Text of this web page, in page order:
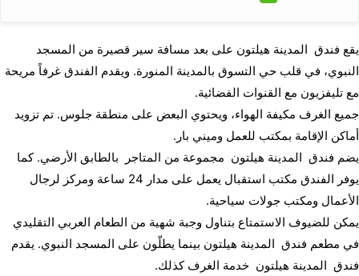
يقع فندق المدينة هيلتون على بعد مسافة سير قصيرة من المسجد
النبوي، في قلب حي التسوق بالمدينة المنورة. ويقدم الفندق غرفاً مريحة
مع تليفزيون مع القنوات الفضائية.
جميع الغرف مكيفة الهواء، ويحتوي البعض على منطقة جلوس. تم تزويد
أماكن الإقامة بمكتب للعمل وميني بار.
يضم فندق المدينة هيلتون مجموعة من المتاجر بالطابق الأرضي. كما
يوفر الفندق مكتب استقبال يعمل على مدار 24 ساعة ومركز لرجال
الأعمال ومكتب جولات سياحية.
يمكن للضيوف الاستمتاع بتناول وجبة شهية من الطعام العربي التقليدي
في مطعم فندق المدينة هيلتون بينما يطلّون على المسجد النبوي. يقدم
فندق المدينة هيلتون خدمة الغرف كذلك.